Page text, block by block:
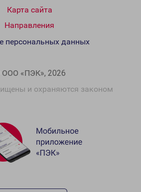
Карта сайта
Направления
«ПЭК», 2026
и охраняются законом
персональных данных